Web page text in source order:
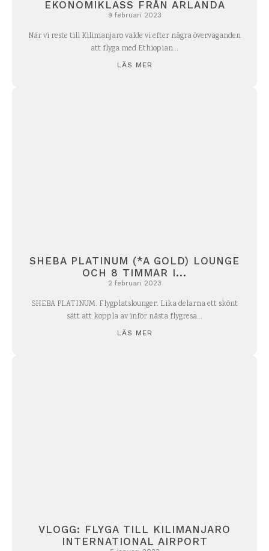
EKONOMIKLASS FRÅN ARLANDA
9 februari 2023
När vi reste till Kilimanjaro valde vi efter några överväganden
att flyga med Ethiopian...
LÄS MER
SHEBA PLATINUM (*A GOLD) LOUNGE
OCH 8 TIMMAR I...
2 februari 2023
SHEBA PLATINUM. Flygplatslounger. Lika delarna ett skönt
sätt att koppla av inför nästa flygresa...
LÄS MER
VLOGG: FLYGA TILL KILIMANJARO
INTERNATIONAL AIRPORT